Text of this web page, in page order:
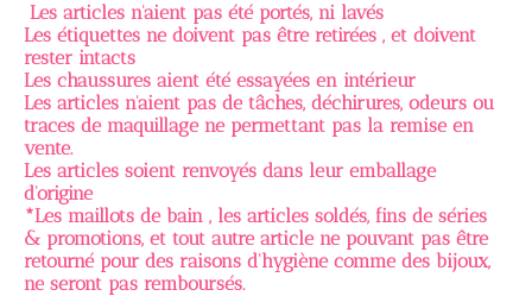
Les articles n'aient pas été portés, ni lavés
Les étiquettes ne doivent pas être retirées , et doivent
rester intacts
Les chaussures aient été essayées en intérieur
Les articles n'aient pas de tâches, déchirures, odeurs ou
traces de maquillage ne permettant pas la remise en
vente.
Les articles soient renvoyés dans leur emballage
d'origine
*Les maillots de bain , les articles soldés, fins de séries
& promotions, et tout autre article ne pouvant pas être
retourné pour des raisons d'hygiène comme des bijoux,
ne seront pas remboursés.